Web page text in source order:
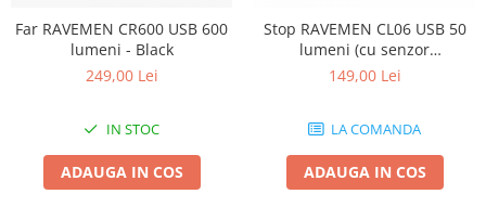
Far RAVEMEN CR600 USB 600
lumeni - Black
249,00 Lei
IN STOC
ADAUGA IN COS
Stop RAVEMEN CL06 USB 50
lumeni (cu senzor
accelerometru) - Black
149,00 Lei
LA COMANDA
ADAUGA IN COS